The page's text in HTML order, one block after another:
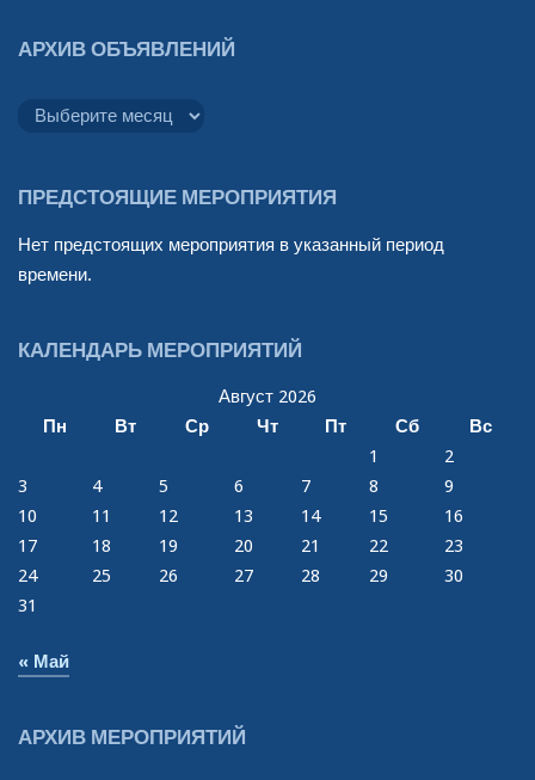
АРХИВ ОБЪЯВЛЕНИЙ
объявлений
ПРЕДСТОЯЩИЕ МЕРОПРИЯТИЯ
Нет предстоящих мероприятия в указанный период
времени.
КАЛЕНДАРЬ МЕРОПРИЯТИЙ
Август 2026
Пн
Вт Ср Чт Пт Сб
Вс
1
2
3
4 5 6 7 8
9
10
11 12 13 14 15
16
17
18 19 20 21 22
23
24
25 26 27 28 29
30
31
« Май
АРХИВ МЕРОПРИЯТИЙ